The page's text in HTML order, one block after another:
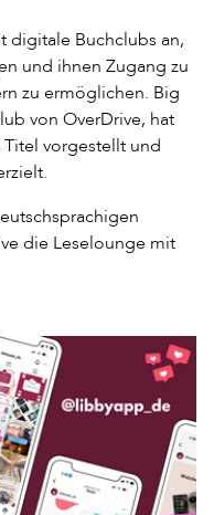
digitale Buchclubs an,
und ihnen Zugang zu
zu ermöglichen. Big
von OverDrive, hat
Titel vorgestellt und
die Leselounge mit